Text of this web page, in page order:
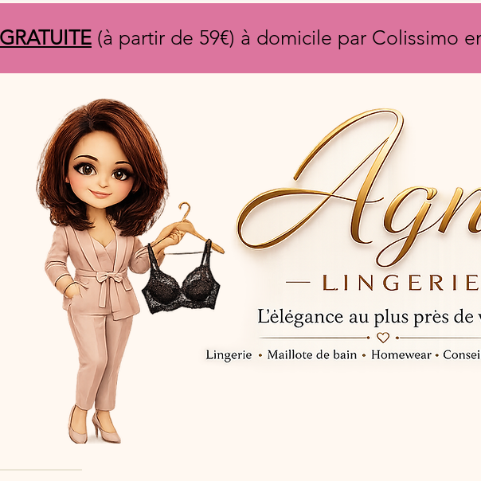
GRATUITE (à partir de 59€) à domicile par Colissimo